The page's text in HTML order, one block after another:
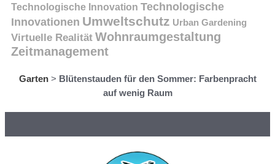
Technologische Innovation Technologische
Innovationen Umweltschutz Urban Gardening
Virtuelle Realität Wohnraumgestaltung
Zeitmanagement
Garten> Blütenstauden für den Sommer: Farbenpracht
auf wenig Raum